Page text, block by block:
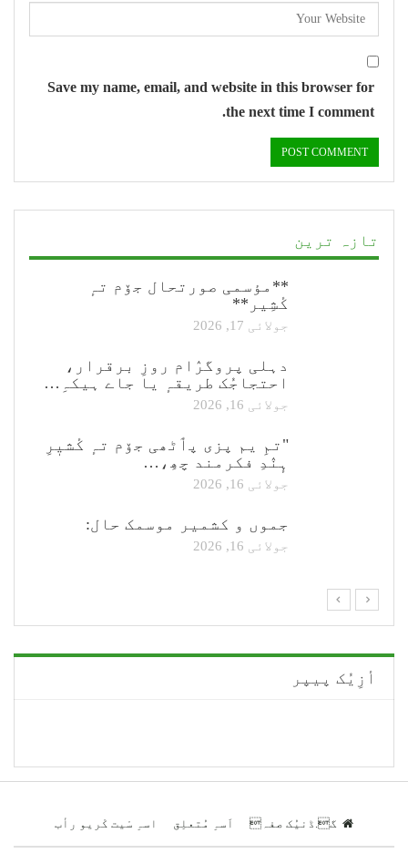
Save my name, email, and website in this browser for
the next time I comment.
تازہ ترین
**مؤسمی صورتحال جۆم تہٕ
کٔشِیر**
جولائی 17, 2026
دہلی پروگرٛام روزِ برقرار،
احتجاجُک طریقہٕ یا جاے ہیکہِ…
جولائی 16, 2026
"تمِ یم پزی پٲٹھی جۆم تہٕ کٔشیٖرِ
ہٕنٛدِ فکرمند چھِ،…
جولائی 16, 2026
جموں و کشمیر موسمک حال:
جولائی 16, 2026
أزِیُک پیپر
گ.ڈنیُک صفہ اَسہِ مُتعلِق اسہِ سْیت کْریو رأب